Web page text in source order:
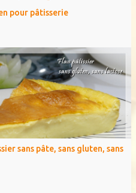
pour pâtisserie
sans pâte, sans gluten, sans